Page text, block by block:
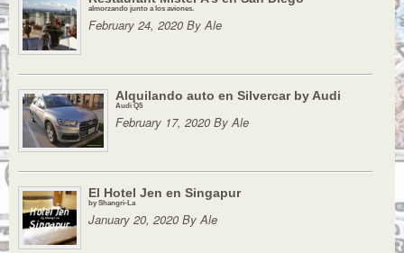
almorzando junto a los aviones.
February 24, 2020 By Ale
Alquilando auto en Silvercar by Audi
Audi Q5
February 17, 2020 By Ale
El Hotel Jen en Singapur
by Shangri-La
January 20, 2020 By Ale